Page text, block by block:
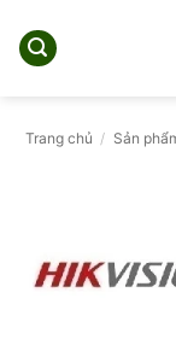
qua
Trang chủ / Sản